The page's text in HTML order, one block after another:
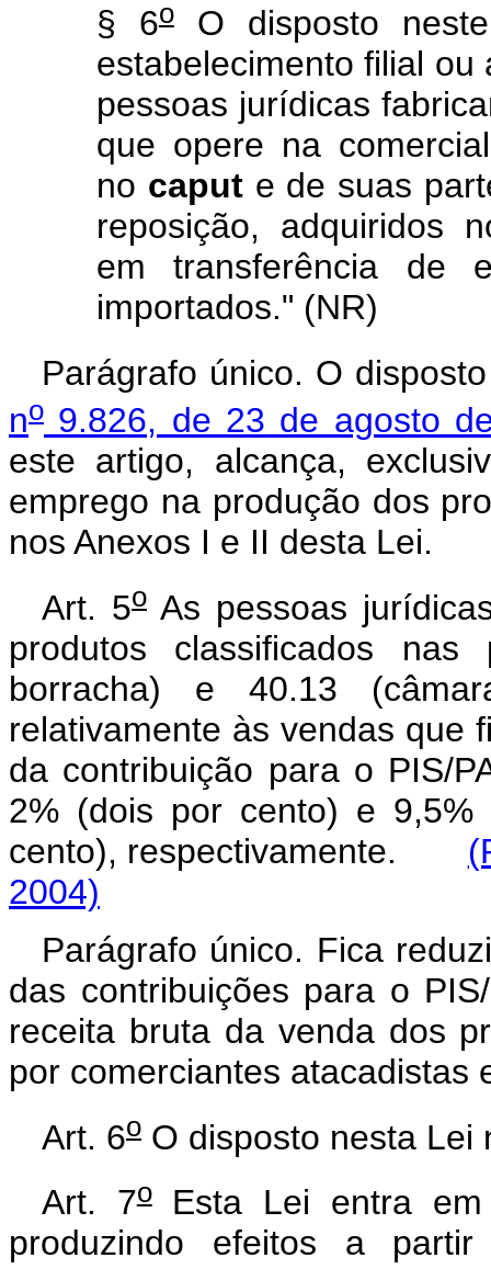
§ 6oO disposto
estabelecimento filial
pessoas jurídicas
que opere na
no capute de suas
reposição, adquiridos
em transferência de
importados." (NR)
Parágrafo único. O
no 9.826, de 23 de agosto
este artigo, alcança,
emprego na produção dos
nos Anexos I e II desta Lei.
Art. 5o As pessoas
produtos classificados
borracha) e 40.13
relativamente às vendas que
da contribuição para o PIS/
2% (dois por cento) e 9,5%
cento), respectivamente.
2004)
Parágrafo único. Fica
das contribuições para o
receita bruta da venda dos
por comerciantes atacadistas
Art. 6o O disposto nesta Lei
Art. 7oEsta Lei entra em
produzindo efeitos a